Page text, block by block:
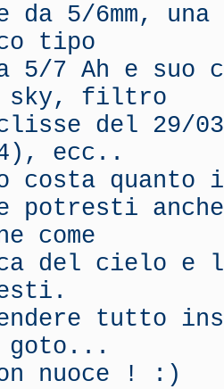
da 5/6mm,
tipo
5/7 Ah e suo
sky, filtro
del 29/
ecc..
costa
potresti
come
del cielo e
tutto
nuoce ! :)